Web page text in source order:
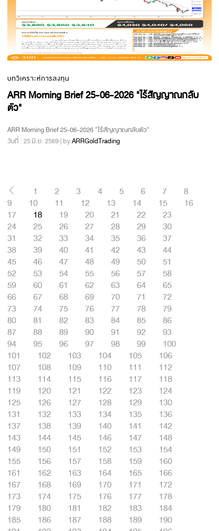
บทวิเคราะห์การลงทุน
ARR Morning Brief 25-06-2026 "ไร้สัญญาณกลับ
ตัว"
ARR Morning Brief 25-06-2026 "ไร้สัญญาณกลับตัว"
วันที่ : 25 มิ.ย. 2569 | byARRGoldTrading
1 2 3 4 5 6 7
8
9
10 11 12 13 14 15
16
17
18 19 20 21 22
23
24
25 26 27 28 29
30
31
32 33 34 35 36
37
38
39 40 41 42 43
44
45
46 47 48 49 50
51
52
53 54 55 56 57
58
59
60 61 62 63 64
65
66
67 68 69 70 71
72
73
74 75 76 77 78
79
80
81 82 83 84 85
86
87
88 89 90 91 92
93
94
95 96 97 98 99
100
101
102 103 104 105
106
107
108 109 110 111
112
113
114 115 116 117
118
119
120 121 122 123
124
125
126 127 128 129
130
131
132 133 134 135
136
137
138 139 140 141
142
143
144 145 146 147
148
149
150 151 152 153
154
155
156 157 158 159
160
161
162 163 164 165
166
167
168 169 170 171
172
173
174 175 176 177
178
179
180 181 182 183
184
185
186 187 188 189
190